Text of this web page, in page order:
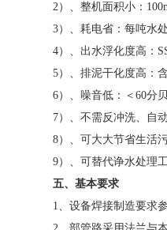
2）、整机面积小：
3）、耗电省：每吨水
4）、出水浮化度高：
5）、排泥干化度高：
6）、噪音低：＜ 60分
7）、不需反冲洗、自
8）、可大大节省生活
9）、可替代诤水处理
五、基本要求
1、设备焊接制造要求